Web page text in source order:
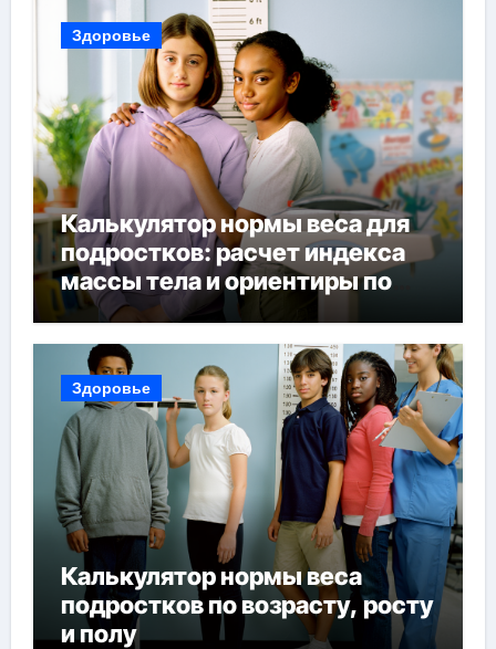
Здоровье
Калькулятор нормы веса для
подростков: расчет индекса
массы тела и ориентиры по
возрасту, росту и полу
Здоровье
Калькулятор нормы веса
подростков по возрасту, росту
и полу